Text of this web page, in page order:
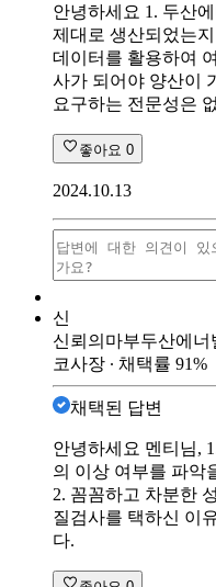
안녕하세요 1. 두산
제대로 생산되었는
데이터를 활용하여
사가 되어야 양산이
요구하는 전문성은
좋아요 0
2024.10.13
신
신뢰의마부두산에너
코사장 ∙ 채택률 91%
채택된 답변
안녕하세요 멘티님,
의 이상 여부를 파악
2. 꼼꼼하고 차분한
질검사를 택하신 이
다.